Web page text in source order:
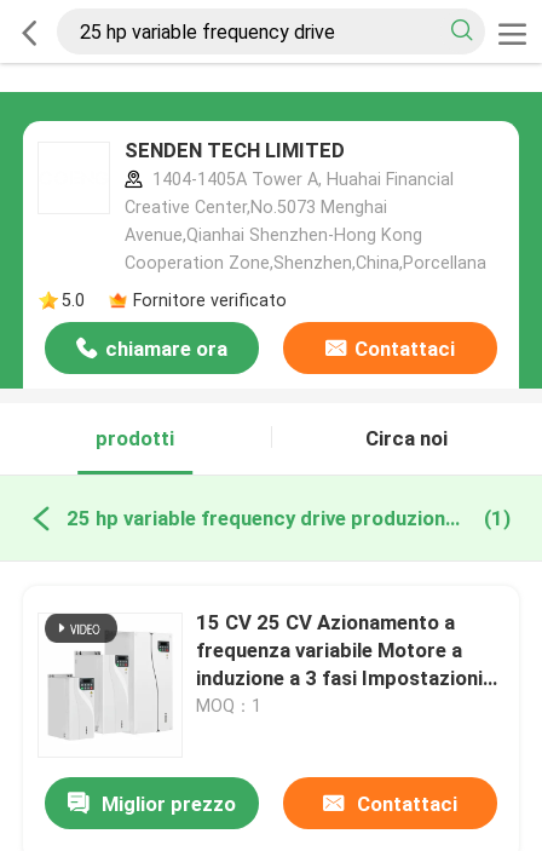
SENDEN TECH LIMITED
1404-1405A Tower A, Huahai Financial
Creative Center,No.5073 Menghai
Avenue,Qianhai Shenzhen-Hong Kong
Cooperation Zone,Shenzhen,China,Porcellana
5.0
Fornitore verificato
chiamare ora Contattaci
prodotti Circa noi
25 hp variable frequency drive produzione online (1)
15 CV 25 CV Azionamento a
frequenza variabile Motore a
induzione a 3 fasi Impostazioni
di velocità a più fasi
MOQ：1
Miglior prezzo Contattaci